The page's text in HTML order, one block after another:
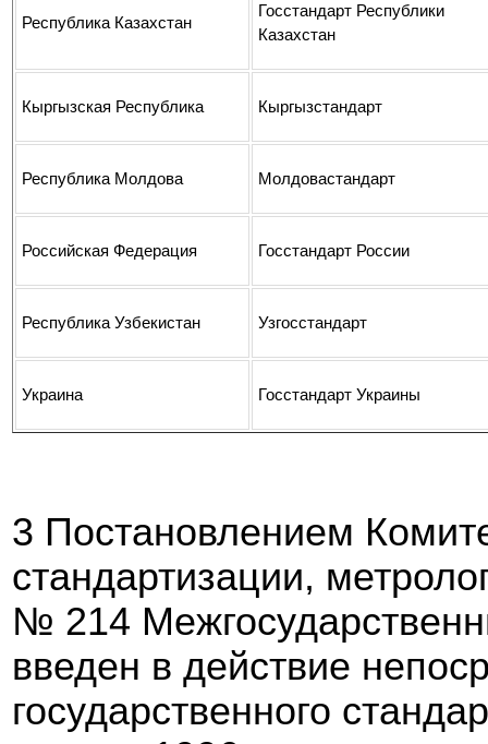
Республика Казахстан
Госстандарт Республики
Казахстан
Кыргызская Республика Кыргызстандарт
Республика Молдова Молдовастандарт
Российская Федерация Госстандарт России
Республика Узбекистан Узгосстандарт
Украина Госстандарт Украины
3 Постановлением
стандартизации,
№ 214
введен в действие
государственного